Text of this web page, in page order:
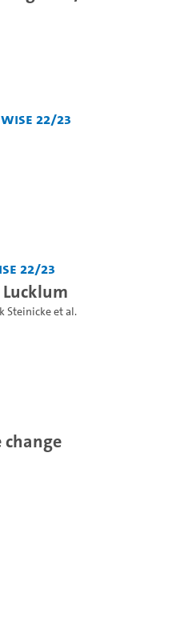
WiSe 22/23
22/23
Steinickeet al.
change